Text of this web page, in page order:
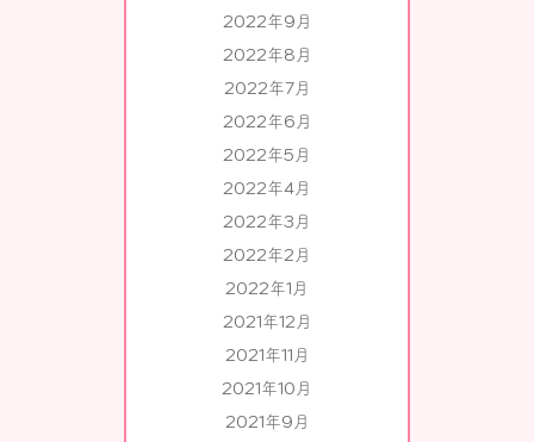
2022年9月
2022年8月
2022年7月
2022年6月
2022年5月
2022年4月
2022年3月
2022年2月
2022年1月
2021年12月
2021年11月
2021年10月
2021年9月